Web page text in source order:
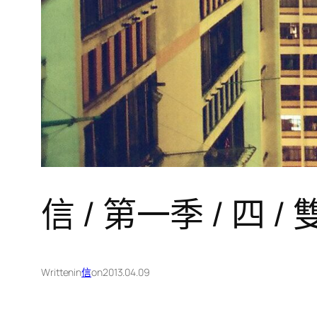
信 / 第一季 / 四 /
Writtenin信on2013.04.09